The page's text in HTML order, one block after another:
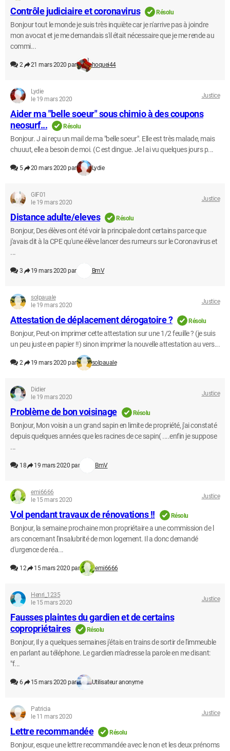
Contrôle judiciaire et coronavirus Résolu
Bonjour tout le monde je suis très inquiète car je n'arrive pas à joindre
mon avocat et je me demandais s'il était nécessaire que je me rende au
commi...
2 21 mars 2020 par hoquei44
Lydie
le 19 mars 2020
Justice
Aider ma "belle soeur" sous chimio à des coupons
neosurf...
Résolu
Bonjour. J ai reçu un mail de ma "belle soeur". Elle est très malade, mais
chuuut, elle a besoin de moi. (C est dingue. Je l ai vu quelques jours p...
5 20 mars 2020 par Lydie
GIF01
le 19 mars 2020
Justice
Distance adulte/eleves Résolu
Bonjour, Des élèves ont été voir la principale dont certains parce que
j'avais dit à la CPE qu'une élève lancer des rumeurs sur le Coronavirus et
...
3 19 mars 2020 par BmV
solpauale
le 19 mars 2020
Justice
Attestation de déplacement dérogatoire ? Résolu
Bonjour, Peut-on imprimer cette attestation sur une 1/2 feuille ? (je suis
un peu juste en papier !!) sinon imprimer la nouvelle attestation au vers...
2 19 mars 2020 par solpauale
Didier
le 19 mars 2020
Justice
Problème de bon voisinage Résolu
Bonjour, Mon voisin a un grand sapin en limite de propriété, j'ai constaté
depuis quelques années que les racines de ce sapin( ....enfin je suppose
...
18 19 mars 2020 par BmV
emi6666
le 15 mars 2020
Justice
Vol pendant travaux de rénovations !! Résolu
Bonjour, la semaine prochaine mon propriétaire a une commission de l
ars concernant l'insalubrité de mon logement. Il a donc demandé
d'urgence de réa...
12 15 mars 2020 par emi6666
Henri_1235
le 15 mars 2020
Justice
Fausses plaintes du gardien et de certains
copropriétaires
Résolu
Bonjour, Il y a quelques semaines j'étais en trains de sortir de l'immeuble
en parlant au téléphone. Le gardien m'adresse la parole en me disant:
"f...
6 15 mars 2020 par Utilisateur anonyme
Patricia
le 11 mars 2020
Justice
Lettre recommandée Résolu
Bonjour, esque une lettre recommandée avec le non et les deux prénoms